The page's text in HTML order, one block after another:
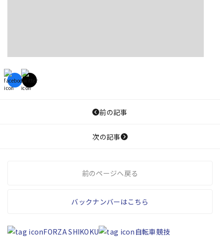
前の記事
次の記事
前のページへ戻る
バックナンバーはこちら
FORZA SHIKOKU
自転車競技